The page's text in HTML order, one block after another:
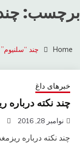
برچسب:
Home چند “سلنیوم”
خبرهای داغ
چند نکته درباره
نوامبر 28, 2016
چند نکته درباره